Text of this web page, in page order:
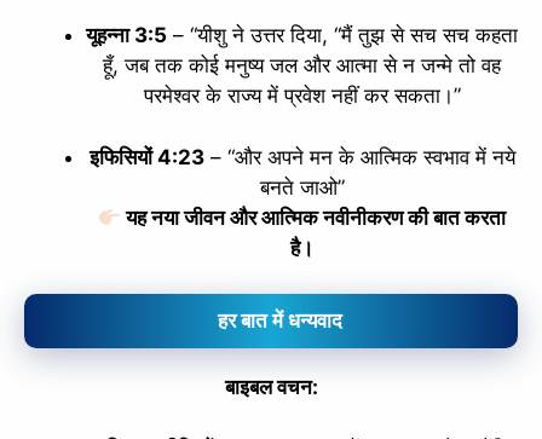
यूहन्ना 3:5 – “यीशु ने उत्तर दिया, “मैं तुझ से सच सच कहता
हूँ, जब तक कोई मनुष्य जल और आत्मा से न जन्मे तो वह
परमेश्‍वर के राज्य में प्रवेश नहीं कर सकता।”
इफिसियों 4:23– “और अपने मन के आत्मिक स्वभाव में नये
बनते जाओ”
यह नया जीवन और आत्मिक नवीनीकरण की बात करता
है।
हर बात में धन्यवाद
बाइबल वचन: